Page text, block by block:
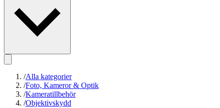
/Alla kategorier
/Foto, Kameror & Optik
/Kameratillbehör
/Objektivskydd